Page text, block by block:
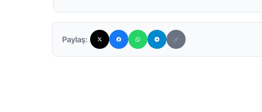
Paylaş: